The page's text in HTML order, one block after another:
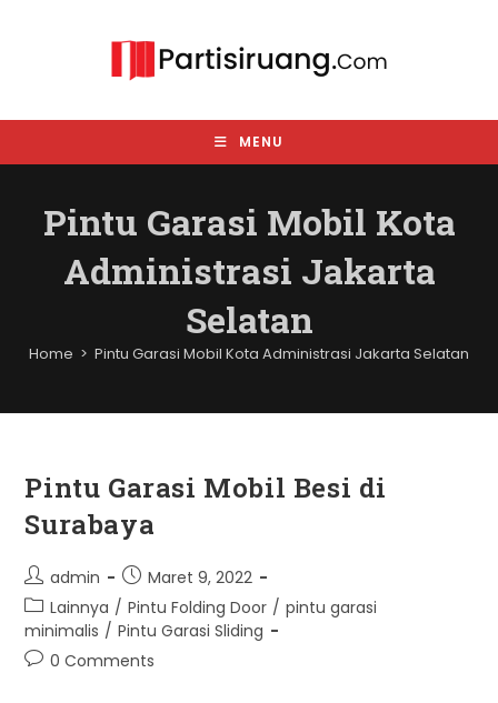
MENU
Pintu Garasi Mobil Kota
Administrasi Jakarta
Selatan
Home > Pintu Garasi Mobil Kota Administrasi Jakarta Selatan
Pintu Garasi Mobil Besi di
Surabaya
Post
author:
admin
Post
published:
Maret 9, 2022
Post
category:
Lainnya / Pintu Folding Door / pintu garasi
minimalis / Pintu Garasi Sliding
Post0 Comments